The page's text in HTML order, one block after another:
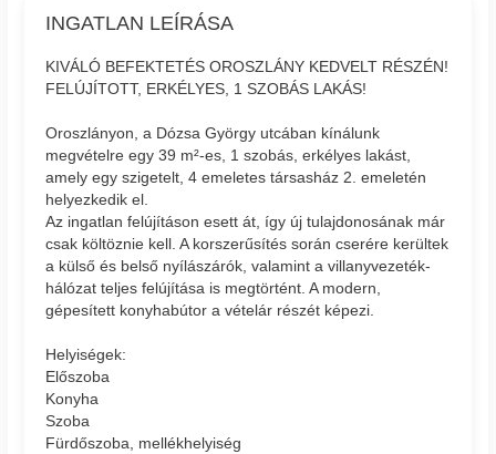
INGATLAN LEÍRÁSA
KIVÁLÓ BEFEKTETÉS OROSZLÁNY KEDVELT RÉSZÉN!
FELÚJÍTOTT, ERKÉLYES, 1 SZOBÁS LAKÁS!
Oroszlányon, a Dózsa György utcában kínálunk
megvételre egy 39 m²-es, 1 szobás, erkélyes lakást,
amely egy szigetelt, 4 emeletes társasház 2. emeletén
helyezkedik el.
Az ingatlan felújításon esett át, így új tulajdonosának már
csak költöznie kell. A korszerűsítés során cserére kerültek
a külső és belső nyílászárók, valamint a villanyvezeték-
hálózat teljes felújítása is megtörtént. A modern,
gépesített konyhabútor a vételár részét képezi.
Helyiségek:
Előszoba
Konyha
Szoba
Fürdőszoba, mellékhelyiség